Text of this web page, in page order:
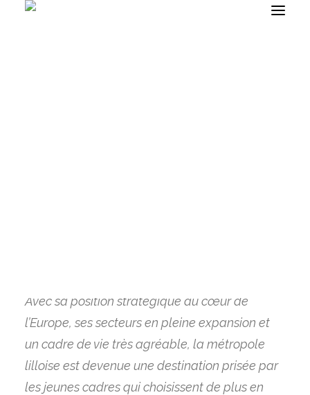
Avec sa position stratégique au cœur de
l’Europe, ses secteurs en pleine expansion et
un cadre de vie très agréable, la métropole
lilloise est devenue une destination prisée par
les jeunes cadres qui choisissent de plus en